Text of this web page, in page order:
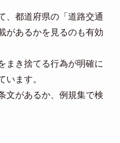
、都道府県の「道路交通
があるかを見るのも有効
まき捨てる行為が明確に
います。
文があるか、例規集で検